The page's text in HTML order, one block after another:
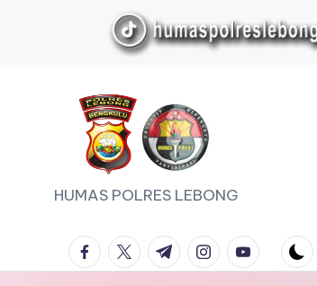
HUMAS POLRES LEBONG
facebook.com
twitter.com
t.me instagram.com
youtube.com